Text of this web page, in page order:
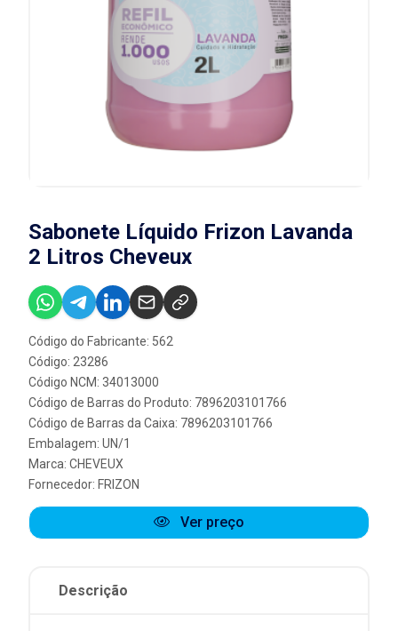
Sabonete Líquido Frizon Lavanda
2 Litros Cheveux
Código do Fabricante: 562
Código: 23286
Código NCM: 34013000
Código de Barras do Produto: 7896203101766
Código de Barras da Caixa: 7896203101766
Embalagem: UN/1
Marca: CHEVEUX
Fornecedor: FRIZON
Ver preço
Descrição